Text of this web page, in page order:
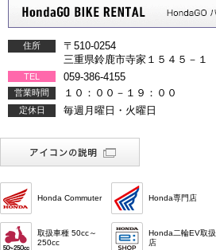
住所
〒510-0254
三重県鈴鹿市寺家１５４５－１
TEL 059-386-4155
営業時間 １０：００－１９：００
定休日 毎週月曜日・火曜日
Honda Commuter Honda専門店
取扱車種 50cc～
250cc
Honda二輪EV取扱
店